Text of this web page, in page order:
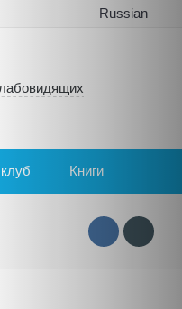
Russian
Книги